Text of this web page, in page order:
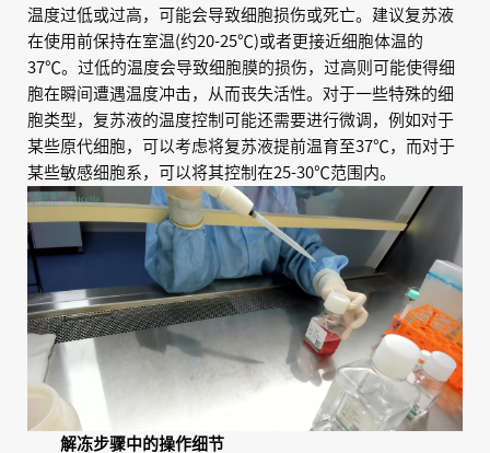
温度过低或过高，可能会导致细胞损伤或死亡。建议复苏液
在使用前保持在室温(约20-25℃)或者更接近细胞体温的
37℃。过低的温度会导致细胞膜的损伤，过高则可能使得细
胞在瞬间遭遇温度冲击，从而丧失活性。对于一些特殊的细
胞类型，复苏液的温度控制可能还需要进行微调，例如对于
某些原代细胞，可以考虑将复苏液提前温育至37℃，而对于
某些敏感细胞系，可以将其控制在25-30℃范围内。
解冻步骤中的操作细节